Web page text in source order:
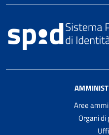
Aree
Organi di